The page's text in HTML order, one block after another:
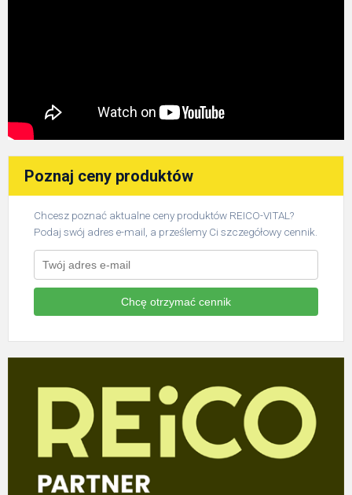
Poznaj ceny produktów
Chcesz poznać aktualne ceny produktów REICO-VITAL?
Podaj swój adres e-mail, a prześlemy Ci szczegółowy cennik.
Chcę otrzymać cennik